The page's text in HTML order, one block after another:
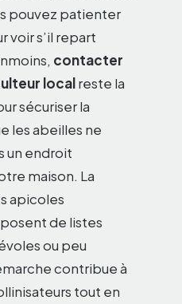
pouvez patienter
voir s’il repart
contacter
localreste la
sécuriser la
les abeilles ne
un endroit
maison. La
apicoles
de listes
ou peu
contribue à
tout en